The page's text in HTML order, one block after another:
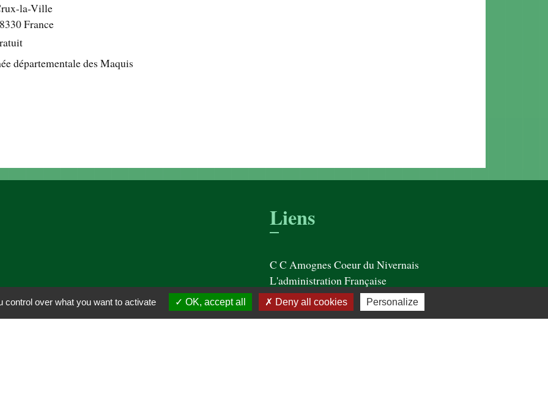
la-Ville
France
départementale des Maquis
Liens
C C Amognes Coeur du Nivernais
L'administration Française
Office de Tourisme de St Saulge
over what you want to activate OK, accept all Deny all cookies Personalize